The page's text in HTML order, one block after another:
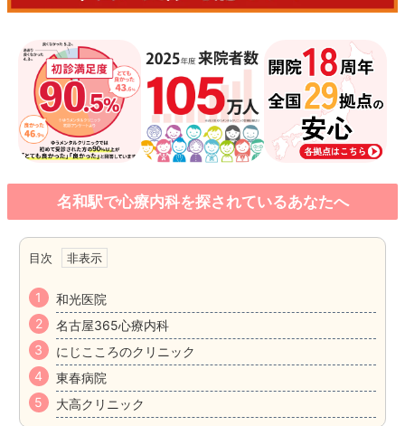
名和駅で心療内科を探されているあなたへ
目次
和光医院
名古屋365心療内科
にじこころのクリニック
東春病院
大高クリニック